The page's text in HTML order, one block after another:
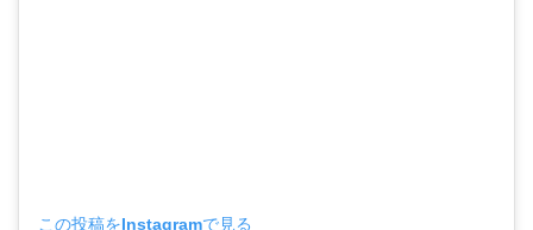
この投稿をInstagramで見る